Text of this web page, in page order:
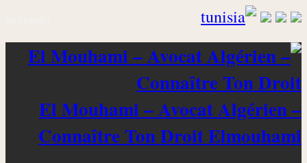
El Mouhami – Avocat Algérien –
Connaître Ton Droit Elmouhami